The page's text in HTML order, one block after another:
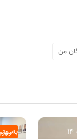
من
ادارات هرمزگان در روز چهارشنبه ۱۴